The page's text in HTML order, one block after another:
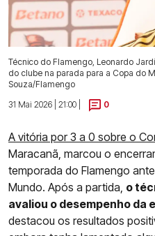
Técnico do Flamengo, Leonardo
do clube na parada para a Copa do
Souza/Flamengo
31 Mai 2026 | 21:00 |
0
A vitória por 3 a 0 sobre o
Maracanã, marcou o
temporada do Flamengo
Mundo. Após a partida, o
avaliou o desempenho da
destacou os resultados